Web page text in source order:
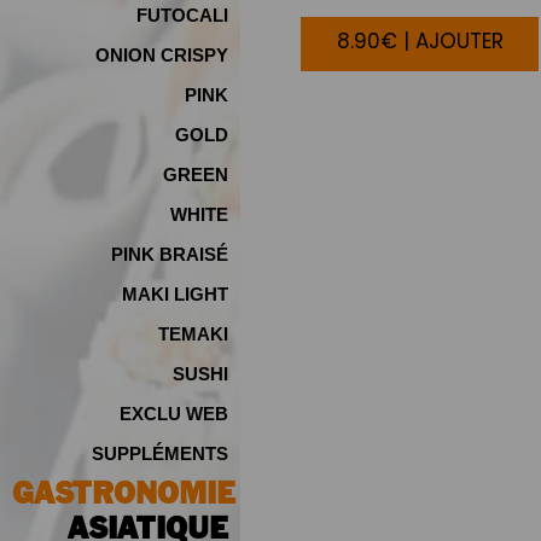
FUTOCALI
ONION CRISPY
PINK
GOLD
GREEN
WHITE
PINK BRAISÉ
MAKI LIGHT
TEMAKI
SUSHI
EXCLU WEB
SUPPLÉMENTS
GASTRONOMIE
ASIATIQUE
8.90€ | AJOUTER